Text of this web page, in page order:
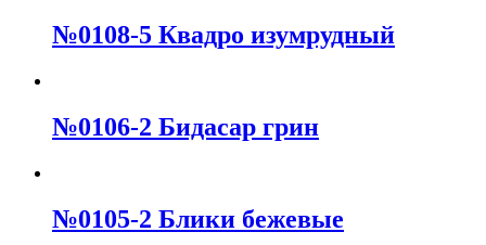
№0108-5 Квадро изумрудный
№0106-2 Бидасар грин
№0105-2 Блики бежевые